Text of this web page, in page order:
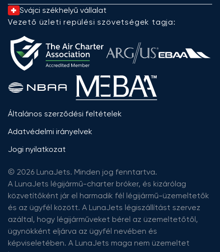
Svájci székhelyű vállalat
Vezető üzleti repülési szövetségek tagja:
Általános szerződési feltételek
Adatvédelmi irányelvek
Jogi nyilatkozat
© 2026 LunaJets. Minden jog fenntartva.
A LunaJets légijármű-charter bróker, és kizárólag
közvetítőként jár el harmadik fél légijármű-üzemeltetők
és az ügyfél között. A LunaJets légiszállítást szervez
azáltal, hogy légijárműveket bérel az üzemeltetőtől,
ügynökként eljárva az ügyfél nevében és
képviseletében. A LunaJets maga nem üzemeltet